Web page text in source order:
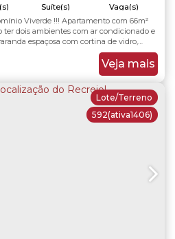
Suíte(s)
Vaga(s)
Útil:66.00m² Terreno:66.00m²
Viverde !!! Apartamento com 66m²
ter dois ambientes com ar condicionado e
espaçosa com cortina de vidro,
planejados, área de serviço com tanque e
dois quartos com armários sendo um
Veja mais
592(ativa1406)
Lote/Terreno